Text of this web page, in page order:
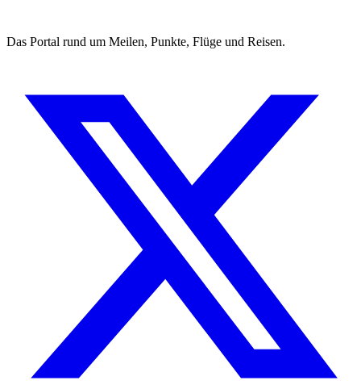
Das Portal rund um Meilen, Punkte, Flüge und Reisen.